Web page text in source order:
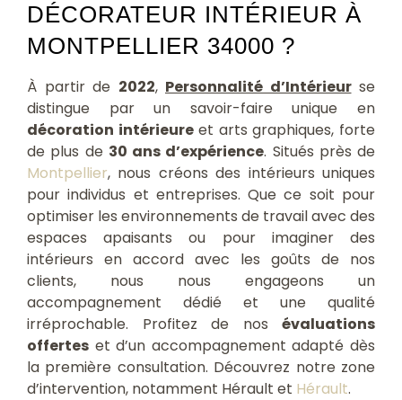
DÉCORATEUR INTÉRIEUR À
MONTPELLIER 34000 ?
À partir de 2022, Personnalité d’Intérieurse
distingue par un savoir-faire unique en
décoration intérieureet arts graphiques, forte
de plus de 30 ans d’expérience. Situés près de
Montpellier, nous créons des intérieurs uniques
pour individus et entreprises. Que ce soit pour
optimiser les environnements de travail avec des
espaces apaisants ou pour imaginer des
intérieurs en accord avec les goûts de nos
clients, nous nous engageons un
accompagnement dédié et une qualité
irréprochable. Profitez de nos évaluations
offertes et d’un accompagnement adapté dès
la première consultation. Découvrez notre zone
d’intervention, notamment Hérault et Hérault.